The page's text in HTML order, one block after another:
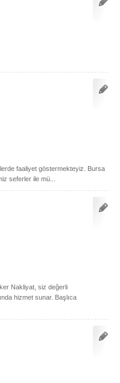
faaliyet göstermekteyiz. Bursa
seferler ile mü...
Nakliyat, siz değerli
hizmet sunar. Başlıca